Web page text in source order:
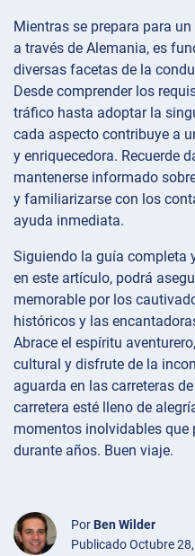
Mientras se prepara para
a través de Alemania, es
diversas facetas de la
Desde comprender los
tráfico hasta adoptar la
cada aspecto contribuye a
y enriquecedora. Recuerde
mantenerse informado
y familiarizarse con los
ayuda inmediata.
Siguiendo la guía completa
en este artículo, podrá
memorable por los
históricos y las
Abrace el espíritu
cultural y disfrute de la
aguarda en las carreteras
carretera esté lleno de
momentos inolvidables que
durante años. Buen viaje.
Por Ben Wilder
Publicado Octubre